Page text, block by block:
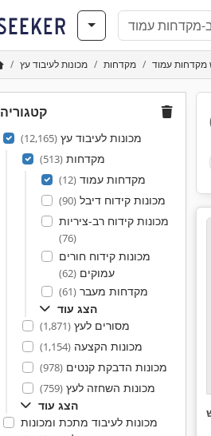
מכונות לעיבוד עץ מקדחות עמוד
קטגוריה
מכונות לעיבוד עץ(12,165)
מקדחות(513)
מקדחות עמוד(12)
מכונות קידוח דיבל(90)
מכונות קידוח רב-ציריות
(76)
מכונות קידוח חורים
עמוקים(62)
מקדחות מעבר(61)
הצג עוד
מסורים לעץ(1,871)
מכונות הקצעה(1,154)
מכונות הדבקת קנטים(978)
מכונות השחזה לעץ(759)
הצג עוד
מכונות לעיבוד מתכת ומכונות